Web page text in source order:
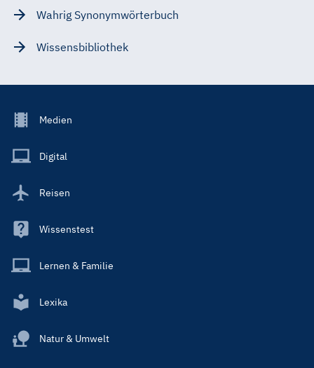
Wahrig Synonymwörterbuch
Wissensbibliothek
Footer
Main
Medien
Digital
Reisen
Wissenstest
Lernen & Familie
Lexika
Natur & Umwelt